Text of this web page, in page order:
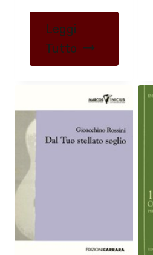
Leggi
Tutto